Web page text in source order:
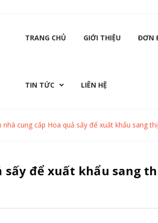
TRANG CHỦ GIỚI THIỆU ĐƠN
TIN TỨC LIÊN HỆ
nhà cung cấp Hoa quả sấy để xuất khẩu sang
sấy để xuất khẩu sang